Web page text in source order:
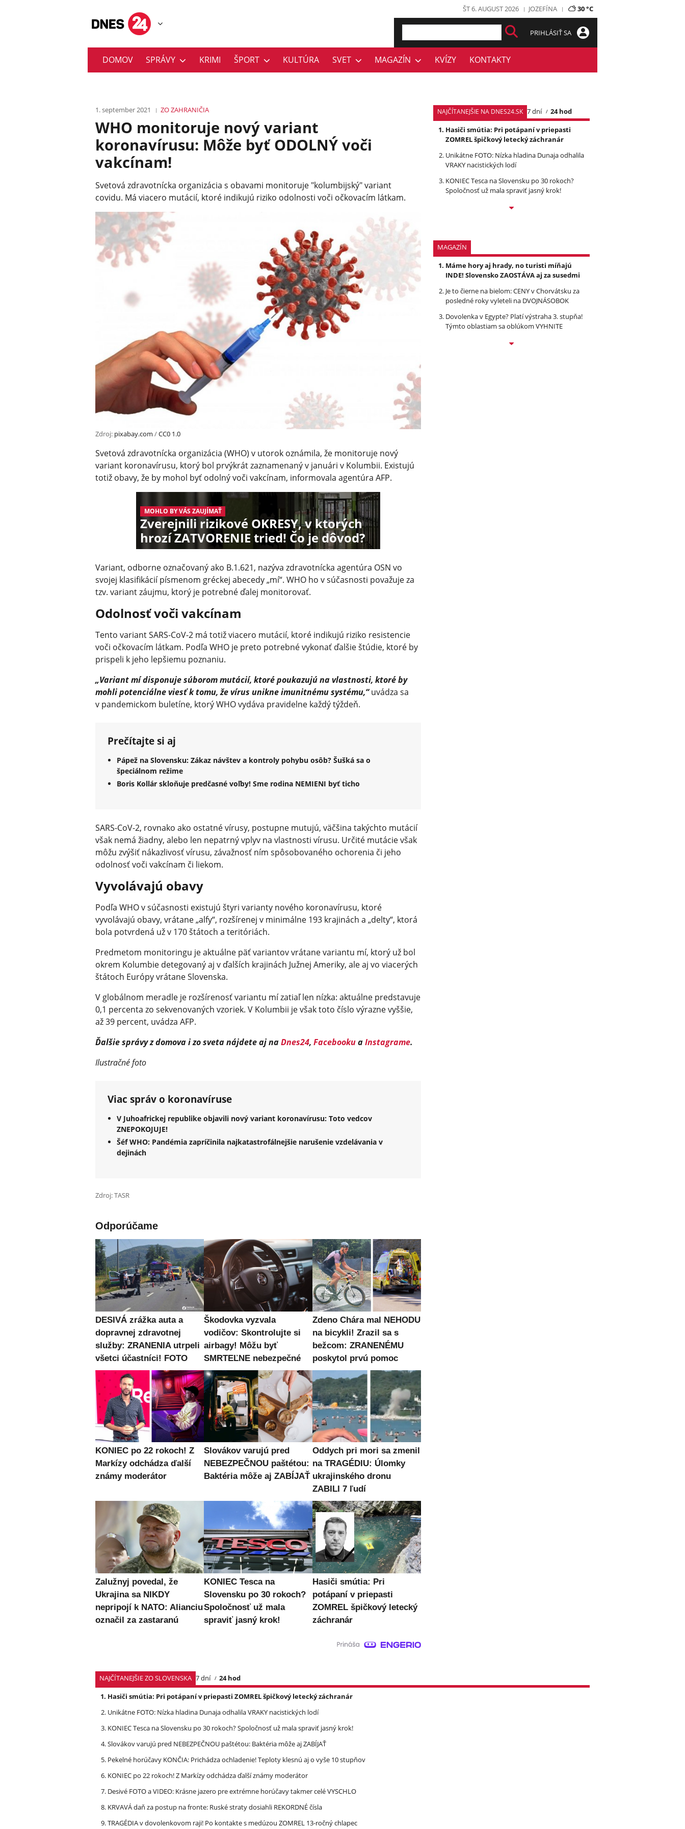
ŠT 6. AUGUST 2026 JOZEFÍNA 30 °C
PRIHLÁSIŤ SA
DOMOV SPRÁVY KRIMI ŠPORT KULTÚRA SVET MAGAZÍN KVÍZY KONTAKTY
1. september 2021 ZO ZAHRANIČIA
WHO monitoruje nový variant
koronavírusu: Môže byť ODOLNÝ voči
vakcínam!
Svetová zdravotnícka organizácia s obavami monitoruje "kolumbijský" variant
covidu. Má viacero mutácií, ktoré indikujú riziko odolnosti voči očkovacím látkam.
Zdroj: pixabay.com /CC0 1.0
Svetová zdravotnícka organizácia (WHO) v utorok oznámila, že monitoruje nový
variant koronavírusu, ktorý bol prvýkrát zaznamenaný v januári v Kolumbii. Existujú
totiž obavy, že by mohol byť odolný voči vakcínam, informovala agentúra AFP.
MOHLO BY VÁS ZAUJÍMAŤ
Zverejnili rizikové OKRESY, v ktorých
hrozí ZATVORENIE tried! Čo je dôvod?
Variant, odborne označovaný ako B.1.621, nazýva zdravotnícka agentúra OSN vo
svojej klasifikácií písmenom gréckej abecedy „mí“. WHO ho v súčasnosti považuje za
tzv. variant záujmu, ktorý je potrebné ďalej monitorovať.
Odolnosť voči vakcínam
Tento variant SARS-CoV-2 má totiž viacero mutácií, ktoré indikujú riziko resistencie
voči očkovacím látkam. Podľa WHO je preto potrebné vykonať ďalšie štúdie, ktoré by
prispeli k jeho lepšiemu poznaniu.
„Variant mí disponuje súborom mutácií, ktoré poukazujú na vlastnosti, ktoré by
mohli potenciálne viesť k tomu, že vírus unikne imunitnému systému,“uvádza sa
v pandemickom buletíne, ktorý WHO vydáva pravidelne každý týždeň.
Prečítajte si aj
Pápež na Slovensku: Zákaz návštev a kontroly pohybu osôb? Šušká sa o
špeciálnom režime
Boris Kollár skloňuje predčasné voľby! Sme rodina NEMIENI byť ticho
SARS-CoV-2, rovnako ako ostatné vírusy, postupne mutujú, väčšina takýchto mutácií
však nemá žiadny, alebo len nepatrný vplyv na vlastnosti vírusu. Určité mutácie však
môžu zvýšiť nákazlivosť vírusu, závažnosť ním spôsobovaného ochorenia či jeho
odolnosť voči vakcínam či liekom.
Vyvolávajú obavy
Podľa WHO v súčasnosti existujú štyri varianty nového koronavírusu, ktoré
vyvolávajú obavy, vrátane „alfy“, rozšírenej v minimálne 193 krajinách a „delty“, ktorá
bola potvrdená už v 170 štátoch a teritóriách.
Predmetom monitoringu je aktuálne päť variantov vrátane variantu mí, ktorý už bol
okrem Kolumbie detegovaný aj v ďalších krajinách Južnej Ameriky, ale aj vo viacerých
štátoch Európy vrátane Slovenska.
V globálnom meradle je rozšírenosť variantu mí zatiaľ len nízka: aktuálne predstavuje
0,1 percenta zo sekvenovaných vzoriek. V Kolumbii je však toto číslo výrazne vyššie,
až 39 percent, uvádza AFP.
Ďalšie správy z domova i zo sveta nájdete aj naDnes24, FacebookuaInstagrame.
Ilustračné foto
Viac správ o koronavíruse
V Juhoafrickej republike objavili nový variant koronavírusu: Toto vedcov
ZNEPOKOJUJE!
Šéf WHO: Pandémia zapríčinila najkatastrofálnejšie narušenie vzdelávania v
dejinách
Zdroj: TASR
Odporúčame
DESIVÁ zrážka auta a
dopravnej zdravotnej
služby: ZRANENIA utrpeli
všetci účastníci! FOTO
Škodovka vyzvala
vodičov: Skontrolujte si
airbagy! Môžu byť
SMRTEĽNE nebezpečné
Zdeno Chára mal NEHODU
na bicykli! Zrazil sa s
bežcom: ZRANENÉMU
poskytol prvú pomoc
KONIEC po 22 rokoch! Z
Markízy odchádza ďalší
známy moderátor
Slovákov varujú pred
NEBEZPEČNOU paštétou:
Baktéria môže aj ZABÍJAŤ
Oddych pri mori sa zmenil
na TRAGÉDIU: Úlomky
ukrajinského dronu
ZABILI 7 ľudí
Zalužnyj povedal, že
Ukrajina sa NIKDY
nepripojí k NATO: Alianciu
označil za zastaranú
KONIEC Tesca na
Slovensku po 30 rokoch?
Spoločnosť už mala
spraviť jasný krok!
Hasiči smútia: Pri
potápaní v priepasti
ZOMREL špičkový letecký
záchranár
NAJČÍTANEJŠIE NA DNES24.SK 7 dní
24 hod
Hasiči smútia: Pri potápaní v priepasti
ZOMREL špičkový letecký záchranár
Unikátne FOTO: Nízka hladina Dunaja odhalila
VRAKY nacistických lodí
KONIEC Tesca na Slovensku po 30 rokoch?
Spoločnosť už mala spraviť jasný krok!
MAGAZÍN
Máme hory aj hrady, no turisti míňajú
INDE! Slovensko ZAOSTÁVA aj za susedmi
Je to čierne na bielom: CENY v Chorvátsku za
posledné roky vyleteli na DVOJNÁSOBOK
Dovolenka v Egypte? Platí výstraha 3. stupňa!
Týmto oblastiam sa oblúkom VYHNITE
NAJČÍTANEJŠIE ZO SLOVENSKA 7 dní
24 hod
Hasiči smútia: Pri potápaní v priepasti ZOMREL špičkový letecký záchranár
Unikátne FOTO: Nízka hladina Dunaja odhalila VRAKY nacistických lodí
KONIEC Tesca na Slovensku po 30 rokoch? Spoločnosť už mala spraviť jasný krok!
Slovákov varujú pred NEBEZPEČNOU paštétou: Baktéria môže aj ZABÍJAŤ
Pekelné horúčavy KONČIA: Prichádza ochladenie! Teploty klesnú aj o vyše 10 stupňov
KONIEC po 22 rokoch! Z Markízy odchádza ďalší známy moderátor
Desivé FOTO a VIDEO: Krásne jazero pre extrémne horúčavy takmer celé VYSCHLO
KRVAVÁ daň za postup na fronte: Ruské straty dosiahli REKORDNÉ čísla
TRAGÉDIA v dovolenkovom raji! Po kontakte s medúzou ZOMREL 13-ročný chlapec